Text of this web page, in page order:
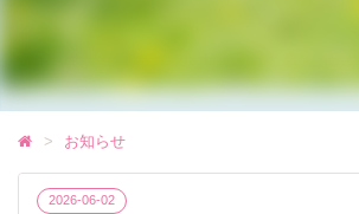
お知らせ
2026-06-02